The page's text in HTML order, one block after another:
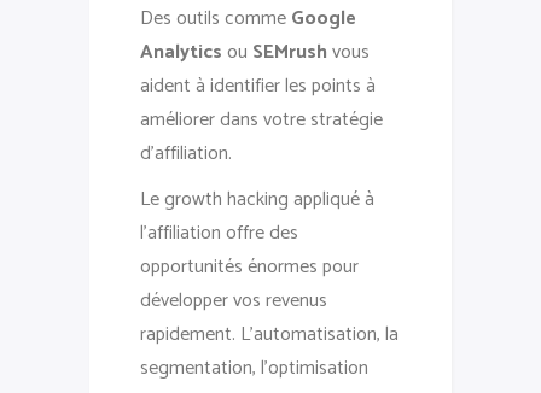
Des outils commeGoogle
Analyticsou SEMrushvous
aident à identifier les points à
améliorer dans votre stratégie
d’affiliation.
Le growth hacking appliqué à
l’affiliation offre des
opportunités énormes pour
développer vos revenus
rapidement. L’automatisation, la
segmentation, l’optimisation